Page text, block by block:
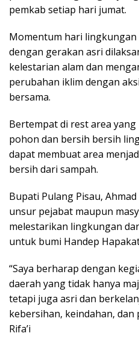
pemkab setiap hari jumat.
Momentum hari
dengan gerakan asri
kelestarian alam dan
perubahan iklim dengan
bersama.
Bertempat di rest area
pohon dan bersih bersih
dapat membuat area
bersih dari sampah.
Bupati Pulang Pisau,
unsur pejabat maupun
melestarikan lingkungan
untuk bumi Handep
“Saya berharap dengan
daerah yang tidak hanya
tetapi juga asri dan
kebersihan, keindahan, dan
Rifa’i